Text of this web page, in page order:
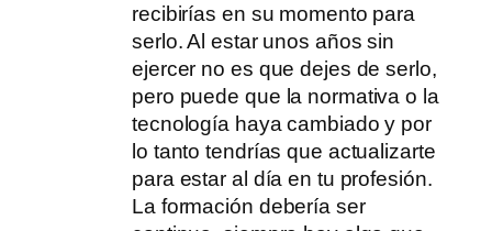
recibirías en su momento para
serlo. Al estar unos años sin
ejercer no es que dejes de serlo,
pero puede que la normativa o la
tecnología haya cambiado y por
lo tanto tendrías que actualizarte
para estar al día en tu profesión.
La formación debería ser